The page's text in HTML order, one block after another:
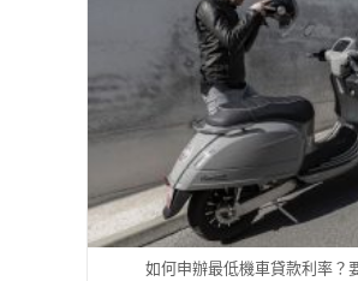
如何申辦最低機車貸款利率？